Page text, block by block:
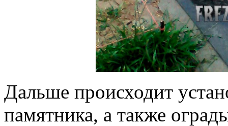
Дальше происходит
памятника, а также